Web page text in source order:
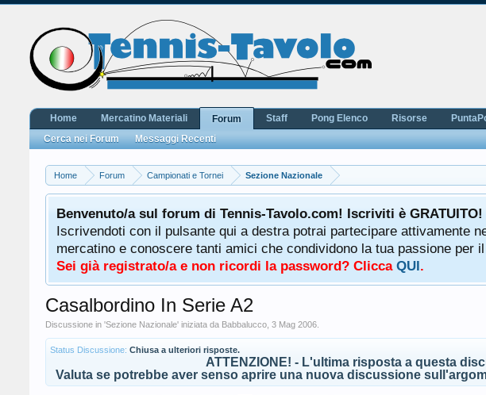
Home Forum Campionati e Tornei Sezione Nazionale
Benvenuto/a sul forum di Tennis-Tavolo.com! Iscriviti è GRATUITO!
Iscrivendoti con il pulsante qui a destra potrai partecipare attivamente
mercatino e conoscere tanti amici che condividono la tua passione per
Sei già registrato/a e non ricordi la password? Clicca QUI.
Casalbordino In Serie A2
Discussione in 'Sezione Nazionale' iniziata da Babbalucco 3 Mag 2006
Status Discussione: Chiusa a ulteriori risposte.
ATTENZIONE! - L'ultima risposta a questa
Valuta se potrebbe aver senso aprire una nuova discussione
Home Mercatino Materiali
Forum
Cerca nei Forum
Messaggi Recenti
Staff Pong Elenco Risorse